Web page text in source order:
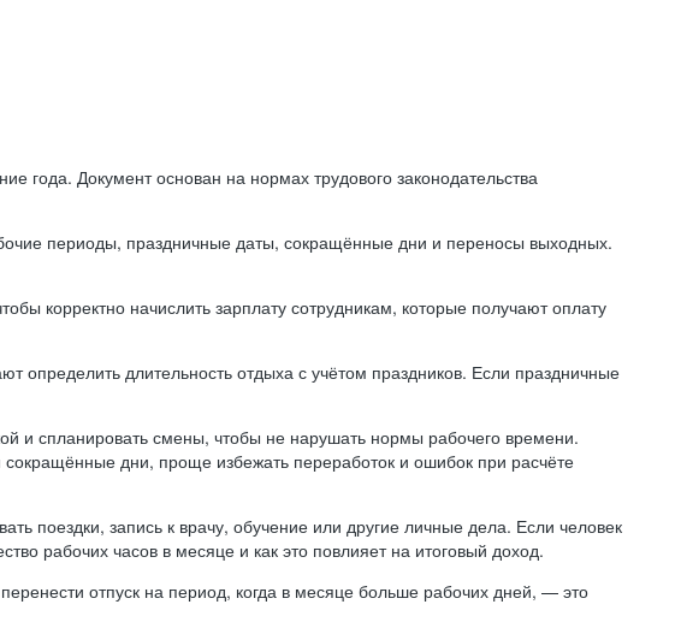
года. Документ основан на нормах трудового законодательства
периоды, праздничные даты, сокращённые дни и переносы выходных.
корректно начислить зарплату сотрудникам, которые получают оплату
определить длительность отдыха с учётом праздников. Если праздничные
и спланировать смены, чтобы не нарушать нормы рабочего времени.
сокращённые дни, проще избежать переработок и ошибок при расчёте
поездки, запись к врачу, обучение или другие личные дела. Если человек
рабочих часов в месяце и как это повлияет на итоговый доход.
отпуск на период, когда в месяце больше рабочих дней, — это